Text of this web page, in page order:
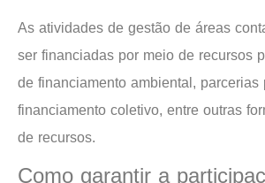
As atividades de gestão de áreas
ser financiadas por meio de recursos
de financiamento ambiental, parcerias
financiamento coletivo, entre outras
de recursos.
Como garantir a